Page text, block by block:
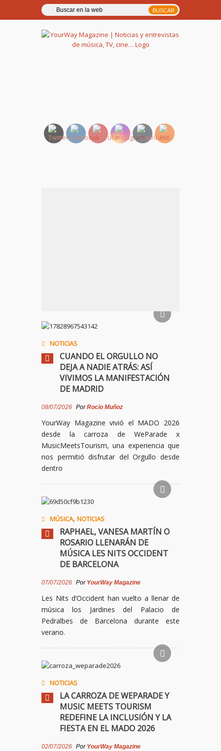
NOTICIAS
CUANDO EL ORGULLO NO
DEJA A NADIE ATRÁS: ASÍ
VIVIMOS LA MANIFESTACIÓN
DE MADRID
08/07/2026 PorRocío Muñoz
YourWay Magazine vivió el MADO 2026
desde la carroza de WeParade x
MusicMeetsTourism, una experiencia que
nos permitió disfrutar del Orgullo desde
dentro
MÚSICA, NOTICIAS
RAPHAEL, VANESA MARTÍN O
ROSARIO LLENARÁN DE
MÚSICA LES NITS OCCIDENT
DE BARCELONA
07/07/2026 Por YourWay Magazine
Les Nits d’Occident han vuelto a llenar de
música los Jardines del Palacio de
Pedralbes de Barcelona durante este
verano.
NOTICIAS
LA CARROZA DE WEPARADE Y
MUSIC MEETS TOURISM
REDEFINE LA INCLUSIÓN Y LA
FIESTA EN EL MADO 2026
02/07/2026 Por YourWay Magazine